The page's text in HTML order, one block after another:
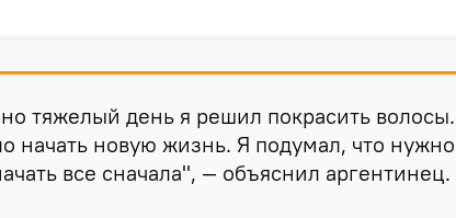
тяжелый день я решил покрасить волосы.
начать новую жизнь. Я подумал, что нужно
все сначала", — объяснил аргентинец.